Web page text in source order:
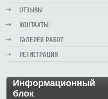
ОТЗЫВЫ
КОНТАКТЫ
ГАЛЕРЕЯ РАБОТ
РЕГИСТРАЦИЯ
Информационный
блок